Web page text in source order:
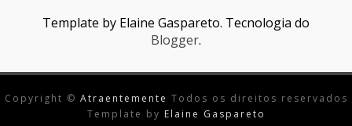
Template by Elaine Gaspareto. Tecnologia do
Blogger.
Copyright © Atraentemente Todos os direitos reservados
Template by Elaine Gaspareto